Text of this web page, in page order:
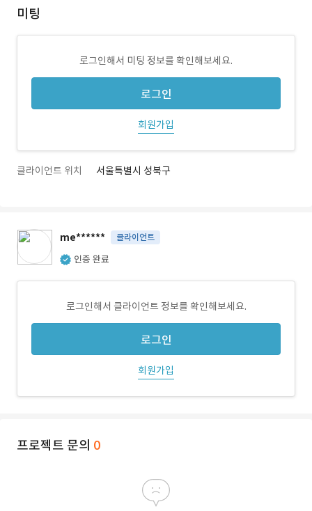
미팅
로그인해서 미팅 정보를 확인해보세요.
로그인
회원가입
클라이언트 위치 서울특별시 성북구
me****** 클라이언트
인증 완료
로그인해서 클라이언트 정보를 확인해보세요.
로그인
회원가입
프로젝트 문의 0